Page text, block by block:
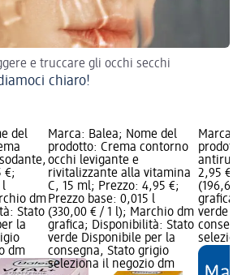
e truccare gli occhi secchi
chiaro!
del
€;
l
dm
Stato
la
dm
Marca: Balea; Nome del
prodotto: Crema contorno
occhi levigante e
rivitalizzante alla vitamina
C, 15 ml; Prezzo: 4,95 €;
Prezzo base: 0,015 l
(330,00 € / 1 l); Marchio dm
grafica; Disponibilità: Stato
verde Disponibile per la
consegna, Stato grigio
seleziona il negozio dm
Marca:
2,95 €;
(196,67
grafica;
verde